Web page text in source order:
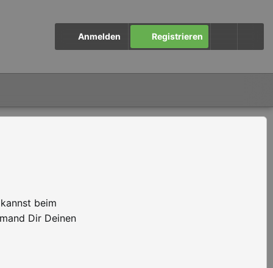
Anmelden Registrieren
beim
Dir Deinen